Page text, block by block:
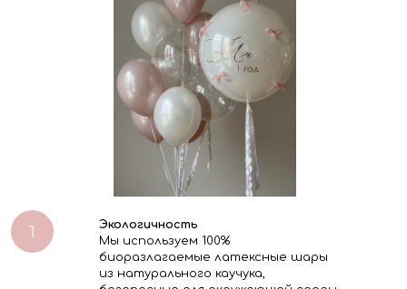
Экологичность
Мы используем 100%
биоразлагаемые латексные шары
из натурального каучука,